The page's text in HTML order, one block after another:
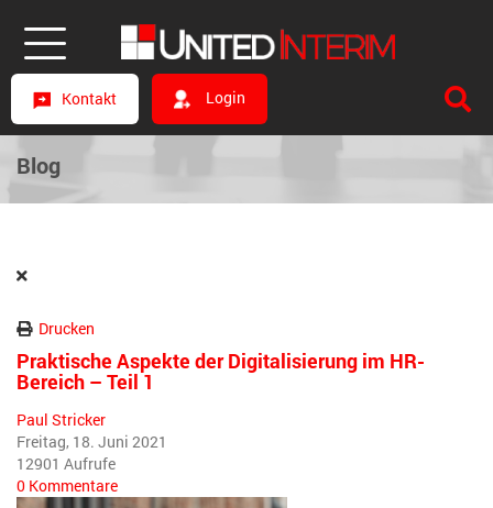
Kontakt Login
Blog
Drucken
Praktische Aspekte der Digitalisierung im HR-
Bereich – Teil 1
Paul Stricker
Freitag, 18. Juni 2021
12901 Aufrufe
0 Kommentare